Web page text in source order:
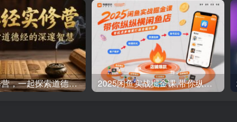
道德经实修营，一起探索道德经的深邃智慧 2025闲鱼实战掘金课,带你纵横闲鱼店,零起点多维度打造全能玩家